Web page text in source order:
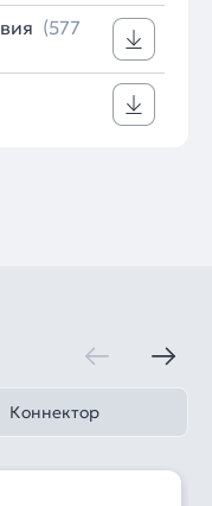
(577
Коннектор